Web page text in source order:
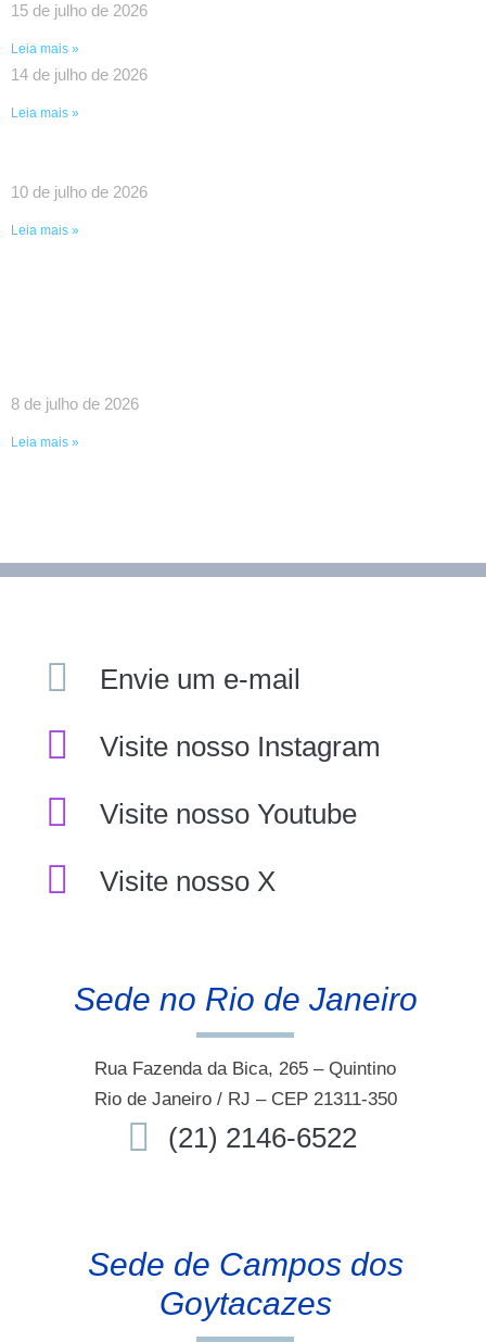
15 de julho de 2026
Leia mais »
14 de julho de 2026
Leia mais »
10 de julho de 2026
Leia mais »
8 de julho de 2026
Leia mais »
Envie um e-mail
Visite nosso Instagram
Visite nosso Youtube
Visite nosso X
Sede no Rio de Janeiro
Rua Fazenda da Bica, 265 – Quintino
Rio de Janeiro / RJ – CEP 21311-350
(21) 2146-6522
Sede de Campos dos
Goytacazes